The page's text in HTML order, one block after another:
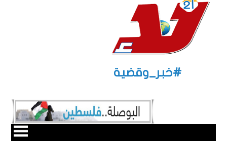
#خبر_وقضية